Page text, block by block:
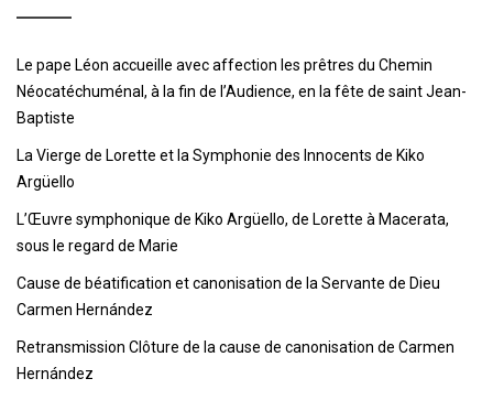
Le pape Léon accueille avec affection les prêtres du Chemin
Néocatéchuménal, à la fin de l’Audience, en la fête de saint Jean-
Baptiste
La Vierge de Lorette et la Symphonie des Innocents de Kiko
Argüello
L’Œuvre symphonique de Kiko Argüello, de Lorette à Macerata,
sous le regard de Marie
Cause de béatification et canonisation de la Servante de Dieu
Carmen Hernández
Retransmission Clôture de la cause de canonisation de Carmen
Hernández